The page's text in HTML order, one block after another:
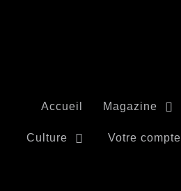
Accueil Magazine
Culture Votre compte